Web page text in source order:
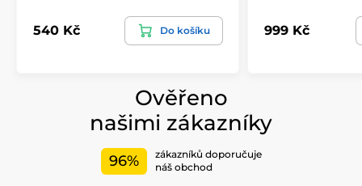
540 Kč Do košíku 999 Kč
Ověřeno
našimi zákazníky
96%
zákazníků doporučuje
náš obchod